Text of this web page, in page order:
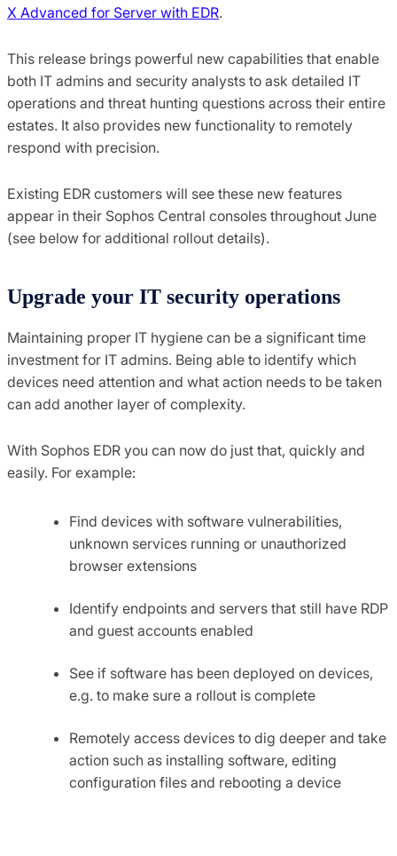
X Advanced for Server with EDR.
This release brings powerful new capabilities that enable
both IT admins and security analysts to ask detailed IT
operations and threat hunting questions across their entire
estates. It also provides new functionality to remotely
respond with precision.
Existing EDR customers will see these new features
appear in their Sophos Central consoles throughout June
(see below for additional rollout details).
Upgrade your IT security operations
Maintaining proper IT hygiene can be a significant time
investment for IT admins. Being able to identify which
devices need attention and what action needs to be taken
can add another layer of complexity.
With Sophos EDR you can now do just that, quickly and
easily. For example:
Find devices with software vulnerabilities,
unknown services running or unauthorized
browser extensions
Identify endpoints and servers that still have RDP
and guest accounts enabled
See if software has been deployed on devices,
e.g. to make sure a rollout is complete
Remotely access devices to dig deeper and take
action such as installing software, editing
configuration files and rebooting a device